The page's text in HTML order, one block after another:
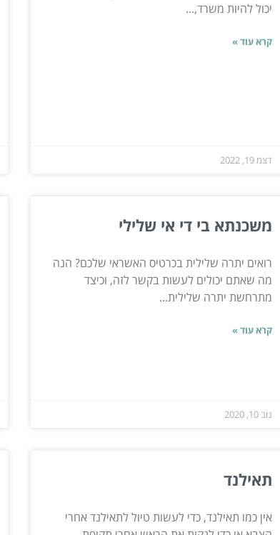
יכול להיות משרד,...
קרא עוד »
דצמ 19, 2022
משכנתא בי די אי שלילי
רואים יתרה שלילית בכרטיס האשראי שלכם? הנה
מה שאתם יכולים לעשות בקשר לזה, וכיצד
מתרחשת יתרה שלילית...
קרא עוד »
נוב 10, 2020
תאילנד
אין כמו תאילנד, כדי לעשות טיול לתאילנד אחרי